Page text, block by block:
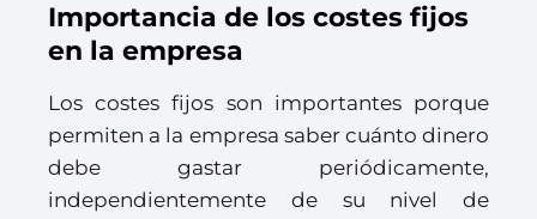
Importancia de los costes fijos
en la empresa
Los costes fijos son importantes porque
permiten a la empresa saber cuánto dinero
debe gastar periódicamente,
independientemente de su nivel de